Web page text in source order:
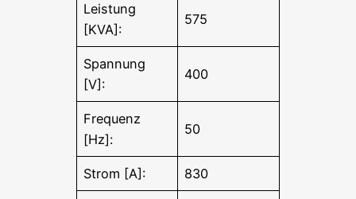
Leistung
[KVA]:
575
Spannung
[V]:
400
Frequenz
[Hz]:
50
Strom [A]: 830